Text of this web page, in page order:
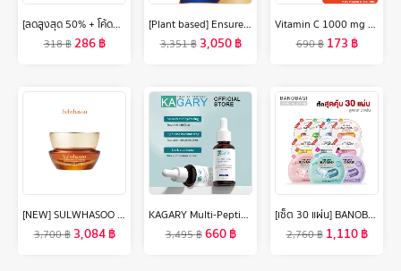
[ลดสูงสุด 50% + โค้ดลดเพิ่ม 20%]นีเวีย เจลล้างหน้า แอคเน่ รีแพร์ เจนเทิล ไมโคร เคลนเซอร์ 90 มล. 2 ชิ้น NIVEA
318฿286฿
[Plant based] Ensure Gold เอนชัวร์ โกลด์ กลิ่นอัลมอนด์ สูตรโปรตีนธัญพืช 800g 3 กระป๋อง Ensure Gold Plant Based 800g x3
3,351฿ 3,050฿
Vitamin C 1000 mg ( 60 แคปซูล) Tomin™ วิตามินซี พลัส วิตามินดี ซิงก์ เสริมภูมิ แข็งแรง ลดป่วย ผิวดี
690฿ 173 ฿
[NEW] SULWHASOO Concentrated Ginseng Rejuvenating Eye Cream 15ml. โซลวาซู ครีมบำรุงรอบดวงตา ลดปัญหาริ้วรอยรอบดวงตา เพื่อผิวกระชับ เรียบเนียนยิ่งขึ้น ซัลวาซู (ปรับสูตรใหม่)
3,700฿ 3,084฿
KAGARY Multi-Peptide Serum Anti Hair Loss Hair Serum 30 ml เซรั่มบำรุงผม น้ำมันใส่ผม ออยล์บำรุงผม บำรุงผม ทรีทเมนต์สำหรับเส้นผม Hair Treatment
3,495฿660฿
[เซ็ต 30 แผ่น] BANOBAGI Jelly Mask 10 สูตร (สูตรละ 3 แผ่น) บาโนบากิเจลลี่มาส์กแผ่นมาร์คหน้า
2,760฿ 1,110฿